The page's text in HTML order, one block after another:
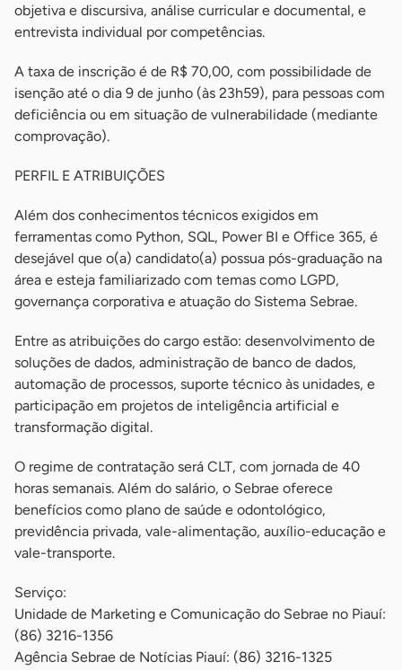
objetiva e discursiva, análise curricular e documental, e
entrevista individual por competências.
A taxa de inscrição é de R$ 70,00, com possibilidade de
isenção até o dia 9 de junho (às 23h59), para pessoas com
deficiência ou em situação de vulnerabilidade (mediante
comprovação).
PERFIL E ATRIBUIÇÕES
Além dos conhecimentos técnicos exigidos em
ferramentas como Python, SQL, Power BI e Office 365, é
desejável que o(a) candidato(a) possua pós-graduação na
área e esteja familiarizado com temas como LGPD,
governança corporativa e atuação do Sistema Sebrae.
Entre as atribuições do cargo estão: desenvolvimento de
soluções de dados, administração de banco de dados,
automação de processos, suporte técnico às unidades, e
participação em projetos de inteligência artificial e
transformação digital.
O regime de contratação será CLT, com jornada de 40
horas semanais. Além do salário, o Sebrae oferece
benefícios como plano de saúde e odontológico,
previdência privada, vale-alimentação, auxílio-educação e
vale-transporte.
Serviço:
Unidade de Marketing e Comunicação do Sebrae no Piauí:
(86) 3216-1356
Agência Sebrae de Notícias Piauí: (86) 3216-1325